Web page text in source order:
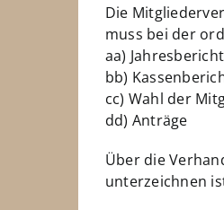
Die
muss bei der
aa) Jahresbericht
bb)
cc) Wahl der
dd) Anträge
Über die
unterzeichnen